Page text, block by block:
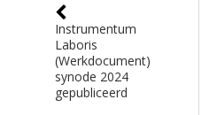
Instrumentum
Laboris
(Werkdocument)
synode 2024
gepubliceerd